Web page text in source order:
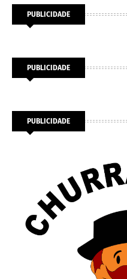
PUBLICIDADE
PUBLICIDADE
PUBLICIDADE